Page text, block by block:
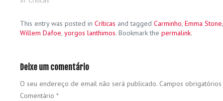
This entry was posted in Críticas and tagged Carminho, Emma Stone
Willem Dafoe, yorgos lanthimos. Bookmark the permalink.
Deixe um comentário
O seu endereço de email não será publicado. Campos
Comentário *